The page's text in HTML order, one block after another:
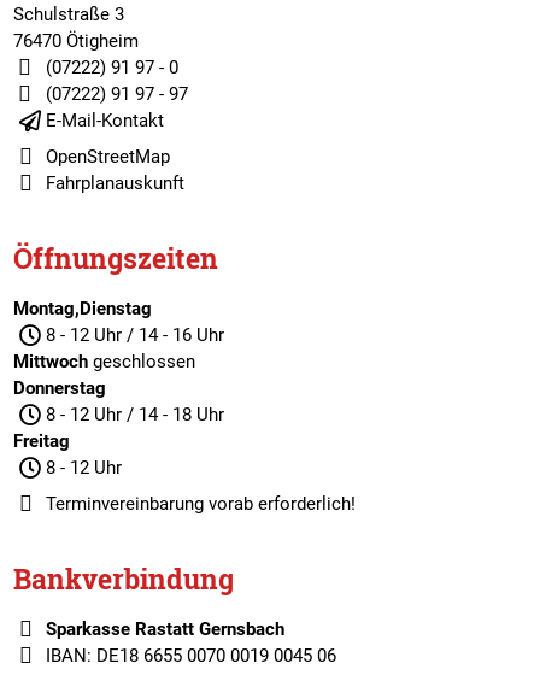
Schulstraße 3
76470 Ötigheim
(07222) 91 97 - 0
(07222) 91 97 - 97
E-Mail-Kontakt
OpenStreetMap
Fahrplanauskunft
Öffnungszeiten
Montag,Dienstag
8 - 12 Uhr / 14 - 16 Uhr
Mittwochgeschlossen
Donnerstag
8 - 12 Uhr / 14 - 18 Uhr
Freitag
8 - 12 Uhr
Terminvereinbarungvorab erforderlich!
Bankverbindung
Sparkasse Rastatt Gernsbach
IBAN: DE18 6655 0070 0019 0045 06